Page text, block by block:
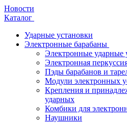
Новости
Каталог
Ударные установки
Электронные барабаны
Электронные ударные
Электронная
Пэды барабанов и
Модули электронных
Крепления и
ударных
Комбики для
Наушники